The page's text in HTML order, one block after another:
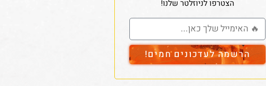
הצטרפו לניוזלטר שלנו!
הרשמה לעדכונים חמים!